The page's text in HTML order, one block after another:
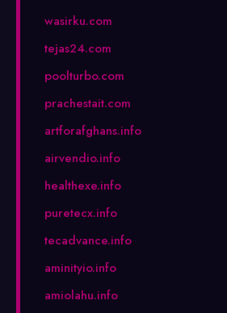
wasirku.com
tejas24.com
poolturbo.com
prachestait.com
artforafghans.info
airvendio.info
healthexe.info
puretecx.info
tecadvance.info
aminityio.info
amiolahu.info